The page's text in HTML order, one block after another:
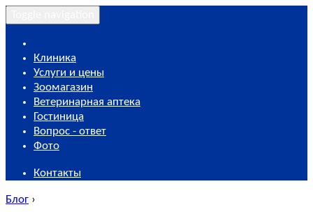
Клиника
Услуги и цены
Зоомагазин
Ветеринарная аптека
Гостиница
Вопрос - ответ
Фото
Контакты
Блог ›